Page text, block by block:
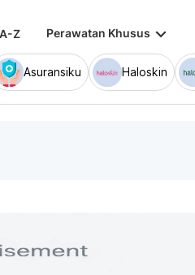
Z Perawatan Khusus keyboard_arrow_down
Asuransiku Haloskin